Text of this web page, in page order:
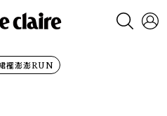
襬澎澎RUN